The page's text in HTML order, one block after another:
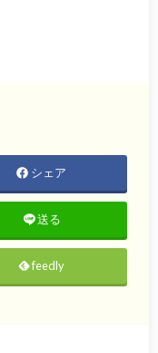
シェア
送る
feedly